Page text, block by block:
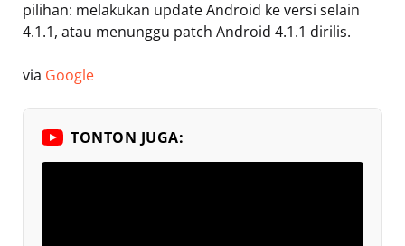
pilihan: melakukan update Android ke versi selain
4.1.1, atau menunggu patch Android 4.1.1 dirilis.
via Google
TONTON JUGA: